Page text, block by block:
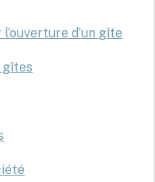
d’un gîte